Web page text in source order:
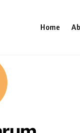
Home